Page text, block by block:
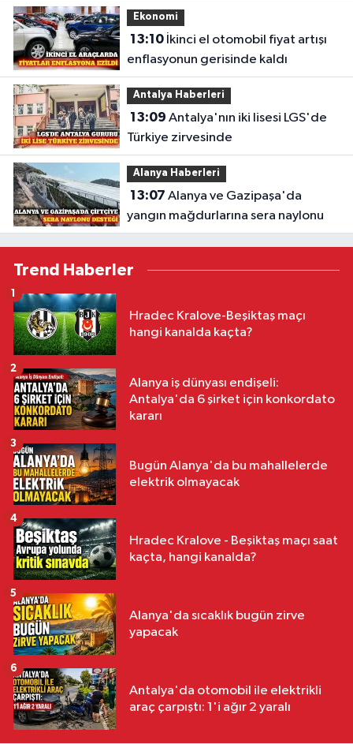
Ekonomi
13:10İkinci el otomobil fiyat artışı
enflasyonun gerisinde kaldı
Antalya Haberleri
13:09
Türkiye zirvesinde
Alanya Haberleri
13:07
yangın mağdurlarına sera naylonu
Trend Haberler
Hradec Kralove-Beşiktaş maçı
hangi kanalda kaçta?
1
Alanya iş dünyası endişeli:
Antalya'da 6 şirket için konkordato
kararı
2
Bugün Alanya'da bu mahallelerde
elektrik olmayacak
3
Hradec Kralove - Beşiktaş maçı saat
kaçta, hangi kanalda?
4
Alanya'da sıcaklık bugün zirve
yapacak
5
Antalya'da otomobil ile elektrikli
araç çarpıştı: 1'i ağır 2 yaralı
6